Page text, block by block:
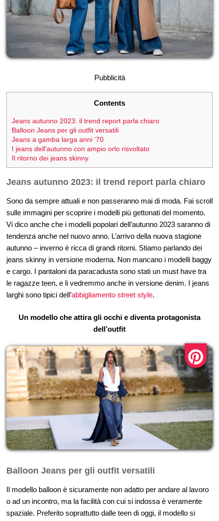
Pubblicità
Contents
Jeans autunno 2023: il trend report parla chiaro
Balloon Jeans per gli outfit versatili
Jeans a gamba larga anni ’70
I jeans dell’autunno con ampio orlo risvoltato
Il ritorno dei jeans skinny
Jeans autunno 2023: il trend report parla chiaro
Sono da sempre attuali e non passeranno mai di moda. Fai scroll
sulle immagini per scoprire i modelli più gettonati del momento.
Vi dico anche che i modelli popolari dell’autunno 2023 saranno di
tendenza anche nel nuovo anno. L’arrivo della nuova stagione
autunno – inverno è ricca di grandi ritorni. Stiamo parlando dei
jeans skinny in versione moderna. Non mancano i modelli baggy
e cargo. I pantaloni da paracadusta sono stati un must have tra
le ragazze teen, e li vedremmo anche in versione denim. I jeans
larghi sono tipici dell’abbigliamento street style.
Un modello che attira gli occhi e diventa protagonista
dell’outfit
Balloon Jeans per gli outfit versatili
Il modello balloon è sicuramente non adatto per andare al lavoro
o ad un incontro, ma la facilità con cui si indossa è veramente
spaziale. Preferito soprattutto dalle teen di oggi, il modello si